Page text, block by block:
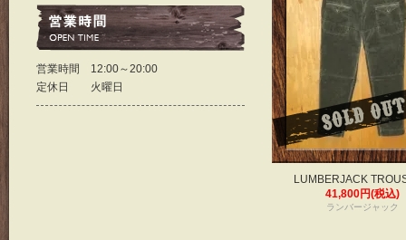
LUMBERJACK
41,800円(税込)
ランバージャック
営業時間 12:00～20:00
定休日 火曜日